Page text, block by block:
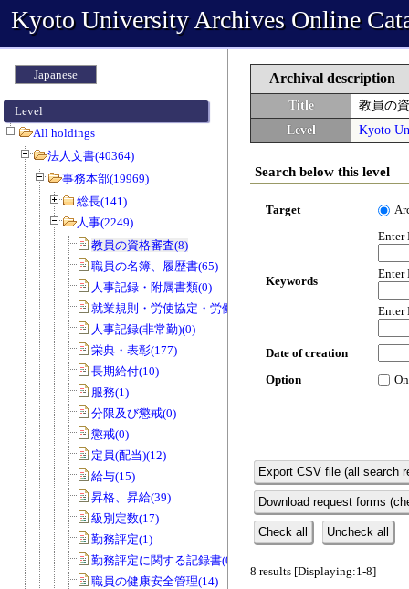
Kyoto University Archives Online
Japanese
Level
All holdings
法人文書(40364)
事務本部(19969)
総長(141)
人事(2249)
教員の資格審査(8)
職員の名簿、履歴書(65)
人事記録・附属書類(0)
就業規則・労使協定・労働協約(0)
人事記録(非常勤)(0)
栄典・表彰(177)
長期給付(10)
服務(1)
分限及び懲戒(0)
懲戒(0)
定員(配当)(12)
給与(15)
昇格、昇給(39)
級別定数(17)
勤務評定(1)
勤務評定に関する記録書(0)
職員の健康安全管理(14)
Archival description
Title
教員の
Level
Kyoto
Search below this level
Target
Keywords
Enter
Enter
Enter
Date of creation
Option
Export CSV file (all search
Download request forms
Check all Uncheck all
8 results [Displaying:1-8]